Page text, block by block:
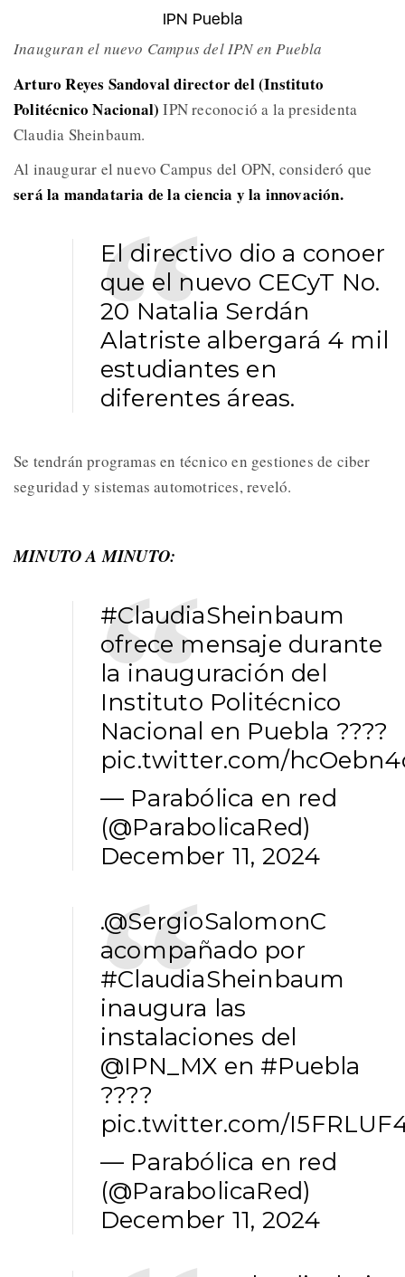
IPN Puebla
Inauguran el nuevo Campus del IPN en Puebla
Arturo Reyes Sandoval director del (Instituto
Politécnico Nacional) IPN reconoció a la presidenta
Claudia Sheinbaum.
Al inaugurar el nuevo Campus del OPN, consideró que
será la mandataria de la ciencia y la innovación.
El directivo dio a conoer
que el nuevo CECyT No.
20 Natalia Serdán
Alatriste albergará 4 mil
estudiantes en
diferentes áreas.
Se tendrán programas en técnico en gestiones de ciber
seguridad y sistemas automotrices, reveló.
MINUTO A MINUTO:
#ClaudiaSheinbaum
ofrece mensaje durante
la inauguración del
Instituto Politécnico
Nacional en Puebla ????
pic.twitter.com/
— Parabólica en red
(@ParabolicaRed)
December 11, 2024
.@SergioSalomonC
acompañado por
#ClaudiaSheinbaum
inaugura las
instalaciones del
@IPN_MX en #Puebla
????
pic.twitter.com/
— Parabólica en red
(@ParabolicaRed)
December 11, 2024